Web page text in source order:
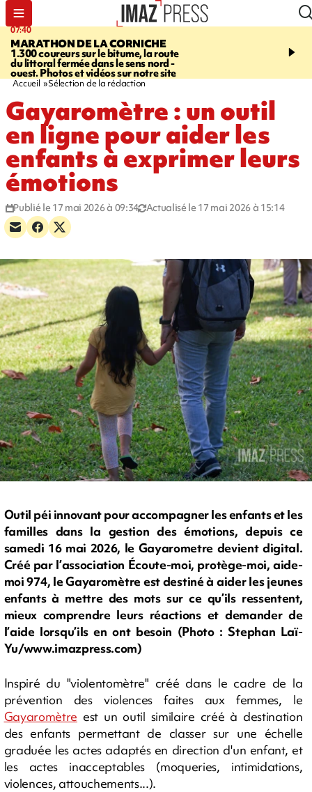
07:40
MARATHON DE LA CORNICHE
1.300 coureurs sur le bitume, la route
du littoral fermée dans le sens nord -
ouest. Photos et vidéos sur notre site
10:33
l’enfance - une
Accueil Sélection de la rédaction
Gayaromètre : un outil
en ligne pour aider les
enfants à exprimer leurs
émotions
Publié le 17 mai 2026 à 09:34 Actualisé le 17 mai 2026 à 15:14
Outil péi innovant pour accompagner les enfants et les
familles dans la gestion des émotions, depuis ce
samedi 16 mai 2026, le Gayarometre devient digital.
Créé par l’association Écoute-moi, protège-moi, aide-
moi 974, le Gayaromètre est destiné à aider les jeunes
enfants à mettre des mots sur ce qu’ils ressentent,
mieux comprendre leurs réactions et demander de
l’aide lorsqu’ils en ont besoin (Photo : Stephan Laï-
Yu/www.imazpress.com)
Inspiré du "violentomètre" créé dans le cadre de la
prévention des violences faites aux femmes, le
Gayaromètre est un outil similaire créé à destination
des enfants permettant de classer sur une échelle
graduée les actes adaptés en direction d'un enfant, et
les actes inacceptables (moqueries, intimidations,
violences, attouchements...).